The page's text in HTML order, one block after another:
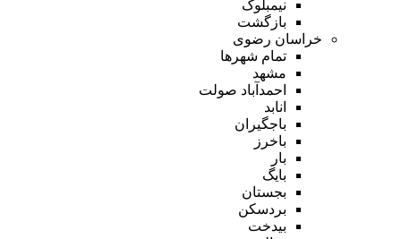
نیمبلوک
بازگشت
خراسان رضوی
تمام شهر‌ها
مشهد
احمدآباد صولت
انابد
باجگیران
باخرز
بار
بایگ
بجستان
بردسکن
بیدخت